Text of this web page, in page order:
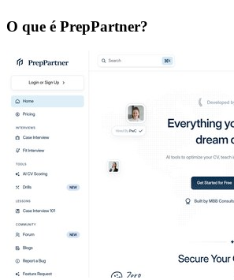
O que é PrepPartner?